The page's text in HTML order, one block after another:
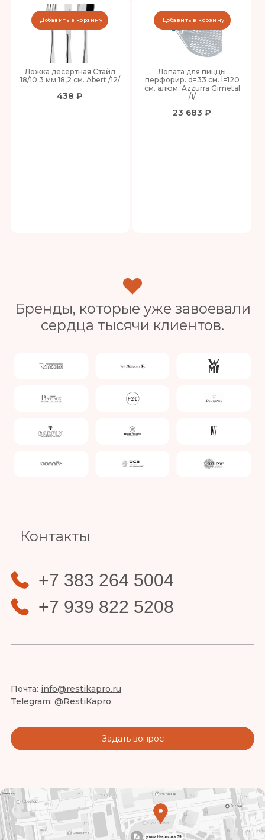
Ложка десертная Стайл
18/10 3 мм 18,2 см. Abert /12/
438 ₽
Добавить в корзину
Лопата для пиццы
перфорир. d=33 см. l=120
см. алюм. Azzurra Gimetal
/1/
23 683 ₽
Добавить в корзину
Бренды, которые уже завоевали
сердца тысячи клиентов.
Контакты
+7 383 264 5004
+7 939 822 5208
Почта: info@restikapro.ru
Telegram: @RestiKapro
Задать вопрос